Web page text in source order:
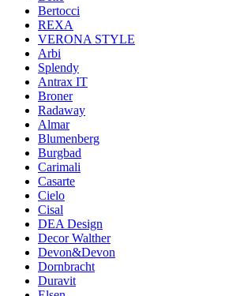
Bertocci
REXA
VERONA STYLE
Arbi
Splendy
Antrax IT
Broner
Radaway
Almar
Blumenberg
Burgbad
Carimali
Casarte
Cielo
Cisal
DEA Design
Decor Walther
Devon&Devon
Dornbracht
Duravit